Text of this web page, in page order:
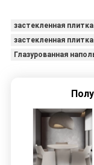
застекленная
застекленная
Глазурованная